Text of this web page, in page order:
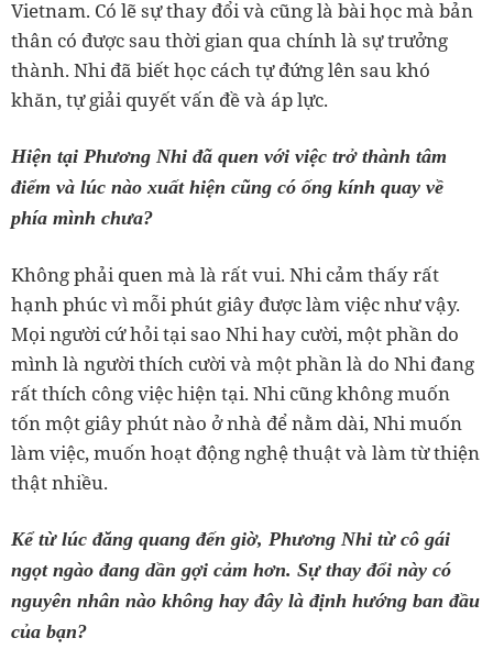
Vietnam. Có lẽ sự thay đổi và cũng là bài học mà bản
thân có được sau thời gian qua chính là sự trưởng
thành. Nhi đã biết học cách tự đứng lên sau khó
khăn, tự giải quyết vấn đề và áp lực.
Hiện tại Phương Nhi đã quen với việc trở thành tâm
điểm và lúc nào xuất hiện cũng có ống kính quay về
phía mình chưa?
Không phải quen mà là rất vui. Nhi cảm thấy rất
hạnh phúc vì mỗi phút giây được làm việc như vậy.
Mọi người cứ hỏi tại sao Nhi hay cười, một phần do
mình là người thích cười và một phần là do Nhi đang
rất thích công việc hiện tại. Nhi cũng không muốn
tốn một giây phút nào ở nhà để nằm dài, Nhi muốn
làm việc, muốn hoạt động nghệ thuật và làm từ thiện
thật nhiều.
Kể từ lúc đăng quang đến giờ, Phương Nhi từ cô gái
ngọt ngào đang dần gợi cảm hơn. Sự thay đổi này có
nguyên nhân nào không hay đây là định hướng ban đầu
của bạn?